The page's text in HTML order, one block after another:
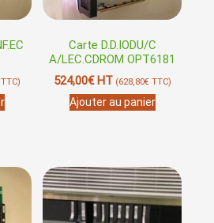
TTC)
Carte D.D.IODU/C
A/LEC.CDROM OPT6181
524,00€HT (628,80€TTC)
Ajouter au panier